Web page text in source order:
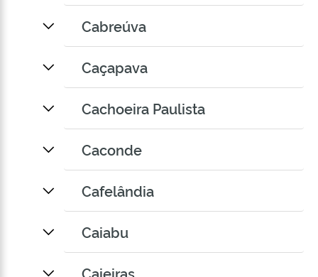
Cabreúva
Caçapava
Cachoeira Paulista
Caconde
Cafelândia
Caiabu
Caieiras